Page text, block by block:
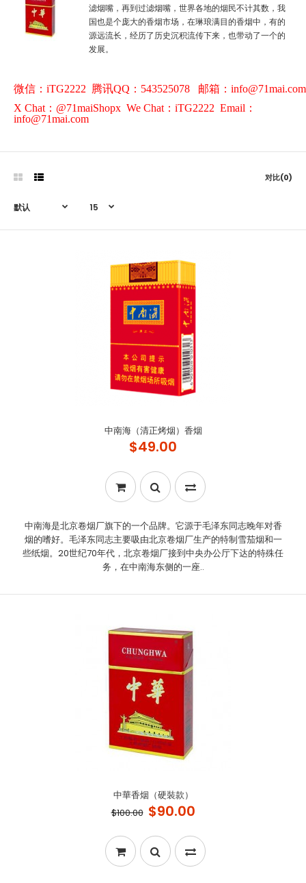
滤烟嘴，再到过滤烟嘴，世界各地的烟民不计其数，我
国也是个庞大的香烟市场，在琳琅满目的香烟中，有的
源远流长，经历了历史沉积流传下来，也带动了一个的
发展。
微信：iTG2222 腾讯QQ：543525078 邮箱：info@71mai.com
X Chat：@71maiShopx We Chat ： iTG2222 Email：
info@71mai.com
对比(0)
中南海（清正烤烟）香烟
$49.00
中南海是北京卷烟厂旗下的一个品牌。它源于毛泽东同志晚年对香
烟的嗜好。毛泽东同志主要吸由北京卷烟厂生产的特制雪茄烟和一
些纸烟。20世纪70年代，北京卷烟厂接到中央办公厅下达的特殊任
务，在中南海东侧的一座..
中華香烟（硬裝款）
$100.00 $90.00